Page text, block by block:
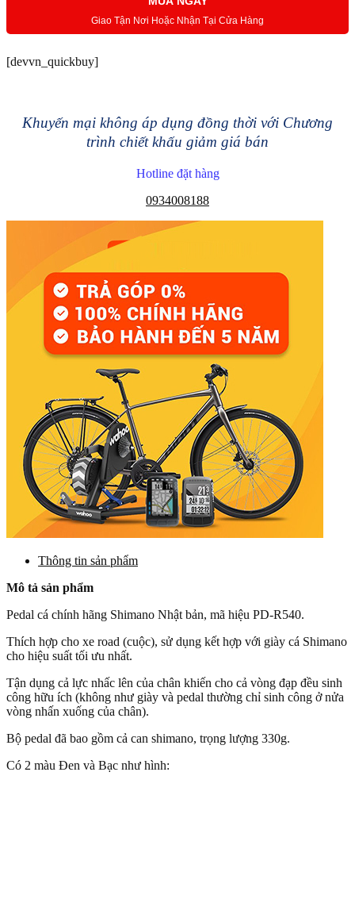
Giao Tận Nơi Hoặc Nhận Tại Cửa Hàng
[devvn_quickbuy]
Khuyến mại không áp dụng đồng thời với Chương
trình chiết khấu giảm giá bán
Hotline đặt hàng
0934008188
Thông tin sản phẩm
Mô tả sản phẩm
Pedal cá chính hãng Shimano Nhật bản, mã hiệu PD-R540.
Thích hợp cho xe road (cuộc), sử dụng kết hợp với giày cá Shimano
cho hiệu suất tối ưu nhất.
Tận dụng cả lực nhấc lên của chân khiến cho cả vòng đạp đều sinh
công hữu ích (không như giày và pedal thường chỉ sinh công ở nửa
vòng nhấn xuống của chân).
Bộ pedal đã bao gồm cả can shimano, trọng lượng 330g.
Có 2 màu Đen và Bạc như hình: